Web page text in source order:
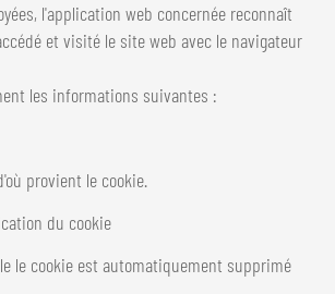
l'application web concernée reconnaît
et visité le site web avec le navigateur
les informations suivantes :
provient le cookie.
du cookie
le cookie est automatiquement supprimé